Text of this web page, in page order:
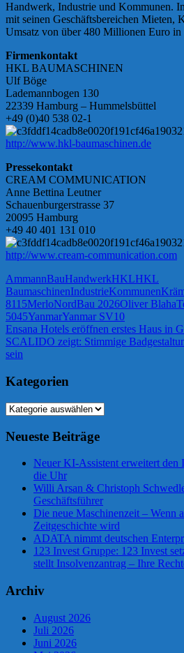
Handwerk, Industrie und Kommunen.
mit seinen Geschäftsbereichen Mieten,
Umsatz von über 480 Millionen Euro in
Firmenkontakt
HKL BAUMASCHINEN
Ulf Böge
Lademannbogen 130
22339 Hamburg – Hummelsbüttel
+49 (0)40 538 02-1
http://www.hkl-baumaschinen.de
Pressekontakt
CREAM COMMUNICATION
Anne Bettina Leutner
Schauenburgerstrasse 37
20095 Hamburg
+49 40 401 131 010
http://www.cream-communication.com
AmmannBauHandwerkHKLHKL
BaumaschinenIndustrieKommunen
8115MerloNordBau 2026Oliver Blaha
5045YanmarYanmar SV10
Beitragsnavigation
Vorheriger
Beitrag:
Ensana Hotels eröffnen erstes Haus in
Nächster
Beitrag:
SCALIDO zeigt: Stimmige
sein
Kategorien
Kategorien
Neueste Beiträge
Neuer KI-Assistent erweitert den
die Uhr
Willi Arsan & Christoph
Geschäftsführer
Die neue Maschinenzeit – Wenn
Zeitgeschichte wird
ADATA nimmt deutschen
123 Invest Gruppe: 123 Invest
stellt Insolvenzantrag – Ihre
Archiv
August 2026
Juli 2026
Juni 2026